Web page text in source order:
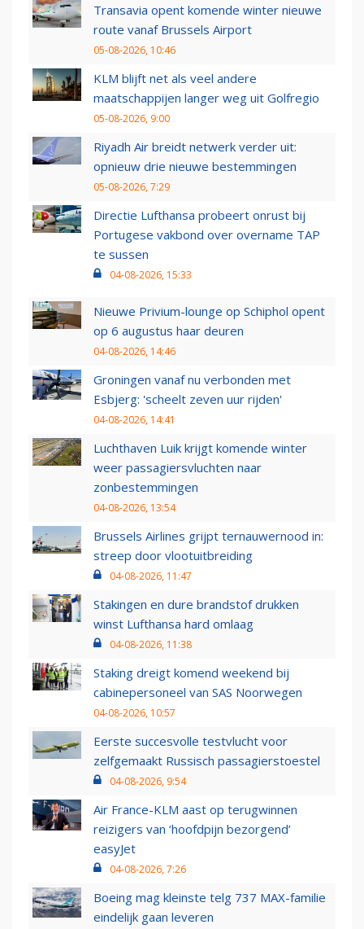
Transavia opent komende winter nieuwe
route vanaf Brussels Airport
05-08-2026, 10:46
KLM blijft net als veel andere
maatschappijen langer weg uit Golfregio
05-08-2026, 9:00
Riyadh Air breidt netwerk verder uit:
opnieuw drie nieuwe bestemmingen
05-08-2026, 7:29
Directie Lufthansa probeert onrust bij
Portugese vakbond over overname TAP
te sussen
04-08-2026, 15:33
Nieuwe Privium-lounge op Schiphol opent
op 6 augustus haar deuren
04-08-2026, 14:46
Groningen vanaf nu verbonden met
Esbjerg: 'scheelt zeven uur rijden'
04-08-2026, 14:41
Luchthaven Luik krijgt komende winter
weer passagiersvluchten naar
zonbestemmingen
04-08-2026, 13:54
Brussels Airlines grijpt ternauwernood in:
streep door vlootuitbreiding
04-08-2026, 11:47
Stakingen en dure brandstof drukken
winst Lufthansa hard omlaag
04-08-2026, 11:38
Staking dreigt komend weekend bij
cabinepersoneel van SAS Noorwegen
04-08-2026, 10:57
Eerste succesvolle testvlucht voor
zelfgemaakt Russisch passagierstoestel
04-08-2026, 9:54
Air France-KLM aast op terugwinnen
reizigers van ‘hoofdpijn bezorgend’
easyJet
04-08-2026, 7:26
Boeing mag kleinste telg 737 MAX-familie
eindelijk gaan leveren